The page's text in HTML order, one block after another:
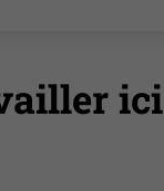
ici